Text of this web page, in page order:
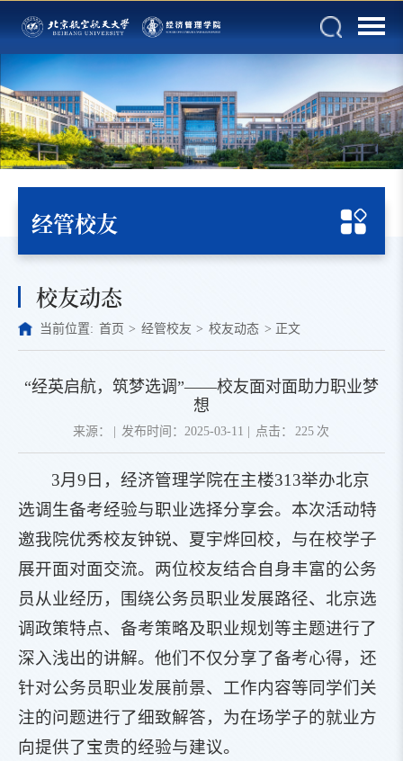
经管校友
校友动态
当前位置: 首页 > 经管校友 > 校友动态 > 正文
“经英启航，筑梦选调”——校友面对面助力职业梦
想
来源： 发布时间：2025-03-11 点击： 225 次
3月9日，经济管理学院在主楼313举办北京
选调生备考经验与职业选择分享会。本次活动特
邀我院优秀校友钟锐、夏宇烨回校，与在校学子
展开面对面交流。两位校友结合自身丰富的公务
员从业经历，围绕公务员职业发展路径、北京选
调政策特点、备考策略及职业规划等主题进行了
深入浅出的讲解。他们不仅分享了备考心得，还
针对公务员职业发展前景、工作内容等同学们关
注的问题进行了细致解答，为在场学子的就业方
向提供了宝贵的经验与建议。